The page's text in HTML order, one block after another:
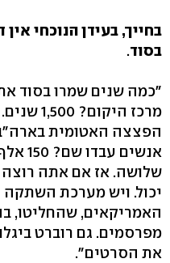
בחייך, בעידן הנוכחי
בסוד.
"כמה שנים שמרו בסוד
מרכז
הפצצה האטומית
שלושה. אז אם אתה רוצה
יכול. ויש מערכת השתקה
האמריקאים, שהחליטו,
מפרסמים. גם רוברט
את הסרטים".